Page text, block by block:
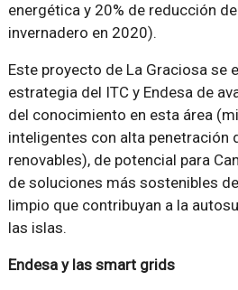
energética y 20% de reducción
invernadero en 2020).
Este proyecto de La Graciosa se
estrategia del ITC y Endesa de
del conocimiento en esta área
inteligentes con alta penetración
renovables), de potencial para
de soluciones más sostenibles
limpio que contribuyan a la
las islas.
Endesa y las smart grids